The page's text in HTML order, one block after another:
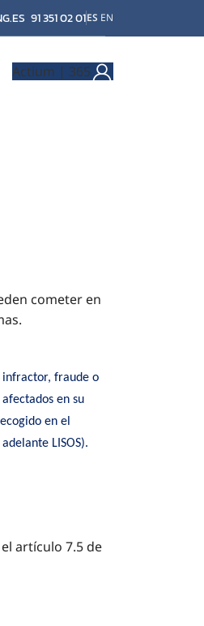
91 351 02 01ES EN
Actium | 365
cometer en
infractor, fraude o
en su
en el
LISOS).
artículo 7.5 de